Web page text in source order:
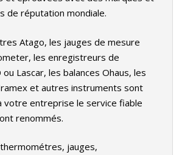
de réputation mondiale.
Atago, les jauges de mesure
les enregistreurs de
Lascar, les balances Ohaus, les
et autres instruments sont
votre entreprise le service fiable
renommés.
jauges,